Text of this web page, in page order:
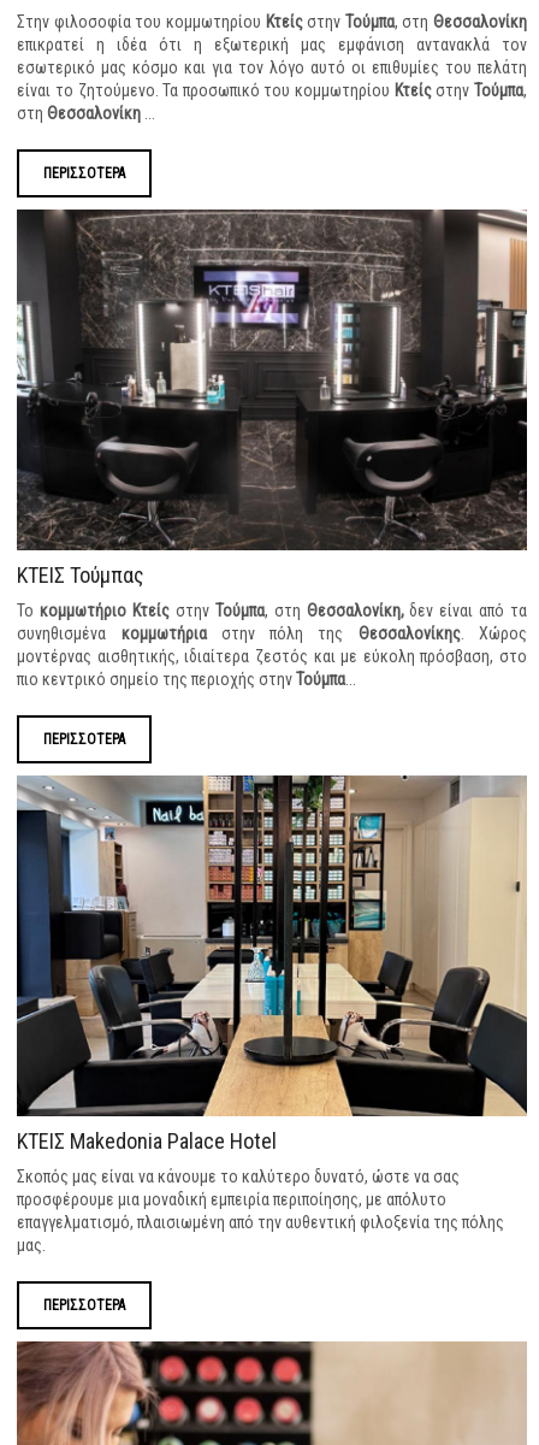
Στην φιλοσοφία του κομμωτηρίου Κτείςστην Τούμπα, στη Θεσσαλονίκη
επικρατεί η ιδέα ότι η εξωτερική μας εμφάνιση αντανακλά τον
εσωτερικό μας κόσμο και για τον λόγο αυτό οι επιθυμίες του πελάτη
είναι το ζητούμενο. Τα προσωπικό του κομμωτηρίου Κτείςστην Τούμπα,
στηΘεσσαλονίκη
ΠΕΡΙΣΣΟΤΕΡΑ
ΚΤΕΙΣ Τούμπας
Τοκομμωτήριο Κτείς στην Τούμπα, στη Θεσσαλονίκη,δεν είναι από τα
συνηθισμένα κομμωτήριαστην πόλη της Θεσσαλονίκης. Χώρος
μοντέρνας αισθητικής, ιδιαίτερα ζεστός και με εύκολη πρόσβαση, στο
πιο κεντρικό σημείο της περιοχής στηνΤούμπα
ΠΕΡΙΣΣΟΤΕΡΑ
ΚΤΕΙΣ Makedonia Palace Hotel
Σκοπός μας είναι να κάνουμε το καλύτερο δυνατό, ώστε να σας
προσφέρουμε μια μοναδική εμπειρία περιποίησης, με απόλυτο
επαγγελματισμό, πλαισιωμένη από την αυθεντική φιλοξενία της πόλης
μας.
ΠΕΡΙΣΣΟΤΕΡΑ